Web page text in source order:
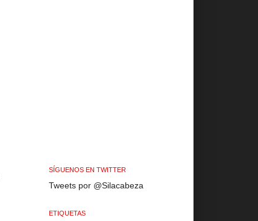
SÍGUENOS EN TWITTER
Tweets por @Silacabeza
ETIQUETAS